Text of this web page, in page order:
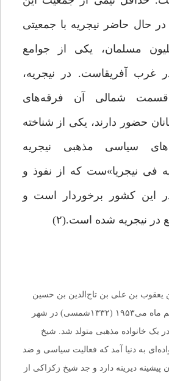
حال حاضر نیجریه با جمعیتی
۸۵ میلیون مسلمان، یکی از جوامع
غرب آفریقاست. در نیجریه،
شمالی آن فرقه‌های
حضور دارند، یکی از شناخته
سیاسی مذهبی نیجریه
فی نیجریا»ست که از نفوذ و
این کشور برخوردار است و
نیجریه شده است.(۲)
یعقوب‌‌ بن‌ علی‌‌ بن‌ تاج‌الدین‌‌ بن حسین
زکزاکی در پنجم ماه می‌۱۹۵۳ (۱۳۳۲شمسی‌) در‌ شهر‌
در یک خانواده مذهبی متولد شد. شیخ
به‌ دنیا‌ آمد‌ که فعالیت سیاسی و ضد
پیشینه دیرینه دارد و جد شیخ زکزاکی از‌